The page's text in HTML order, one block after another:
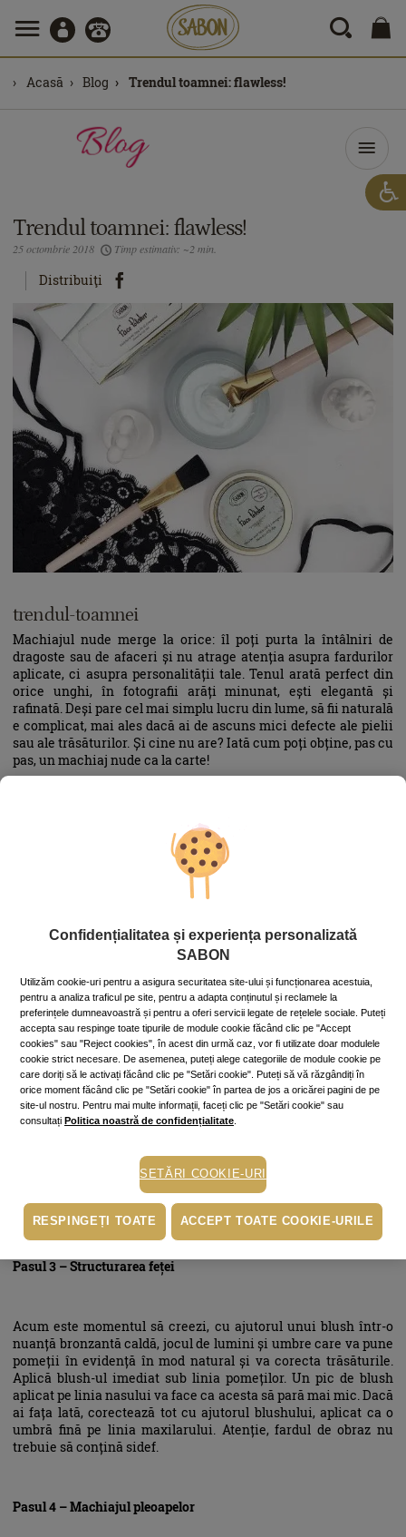
Acasă Blog Trendul toamnei: flawless!
Trendul toamnei: flawless!
25 octombrie 2018 Timp estimativ: ~2 min.
Distribuiţi
trendul-toamnei
Machiajul nude merge la orice: îl poți purta la întâlniri de
dragoste sau de afaceri și nu atrage atenția asupra fardurilor
aplicate, ci asupra personalității tale. Tenul arată perfect din
orice unghi, în fotografii arăți minunat, ești elegantă și
rafinată. Deși pare cel mai simplu lucru din lume, să fii naturală
e complicat, mai ales dacă ai de ascuns mici defecte ale pielii
sau ale trăsăturilor. Și cine nu are? Iată cum poți obține, pas cu
pas, un machiaj nude ca la carte!
Un machiaj nude arată bine pe o piele impecabilă, bine
hidratată, odihnită. Începe prin aplicarea de cu seară a unei
Dimineața, mizează pe acțiunea benefică a uneicreme de
cu profundă acțiune antirid, de reducere a
petelor și de relaxare musculară.
Pasul 2 – Aplicarea bazei de machiaj
Alegerea fondului de ten potrivit este o etapă importantă în
realizarea machiajului nude. Evită texturile dense, cu putere
mare de acoperire, și aplică un fond de ten fluid, cu finiș
imperfecțiunile. Nuanța acestuia trebuie să fie aceeași cu cea
a tenului tău. Încearcă-l pe o porțiune din zona gâtului –
practic, nu trebuie să existe nicio diferență de culoare între
locul în care l-ai aplicat și restul pielii.
Pasul 3 – Structurarea feței
Acum este momentul să creezi, cu ajutorul unui blush într-o
nuanță bronzantă caldă, jocul de lumini și umbre care va pune
pomeții în evidență în mod natural și va corecta trăsăturile.
Aplică blush-ul imediat sub linia pomeților. Un pic de blush
aplicat pe linia nasului va face ca acesta să pară mai mic. Dacă
ai fața lată, corectează tot cu ajutorul blushului, aplicat ca o
umbră fină pe linia maxilarului. Atenție, fardul de obraz nu
trebuie să conțină sidef.
Pasul 4 – Machiajul pleoapelor
Confidențialitatea și experiența personalizată
SABON
Utilizăm cookie-uri pentru a asigura securitatea site-ului și funcționarea acestuia,
pentru a analiza traficul pe site, pentru a adapta conținutul și reclamele la
preferințele dumneavoastră și pentru a oferi servicii legate de rețelele sociale. Puteți
accepta sau respinge toate tipurile de module cookie făcând clic pe "Accept
cookies" sau "Reject cookies", în acest din urmă caz, vor fi utilizate doar modulele
cookie strict necesare. De asemenea, puteți alege categoriile de module cookie pe
care doriți să le activați făcând clic pe "Setări cookie". Puteți să vă răzgândiți în
orice moment făcând clic pe "Setări cookie" în partea de jos a oricărei pagini de pe
site-ul nostru. Pentru mai multe informații, faceți clic pe "Setări cookie" sau
consultați Politica noastră de confidențialitate
SETĂRI COOKIE-URI
RESPINGEȚI TOATE ACCEPT TOATE COOKIE-URILE